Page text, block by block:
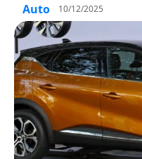
Auto 10/12/2025